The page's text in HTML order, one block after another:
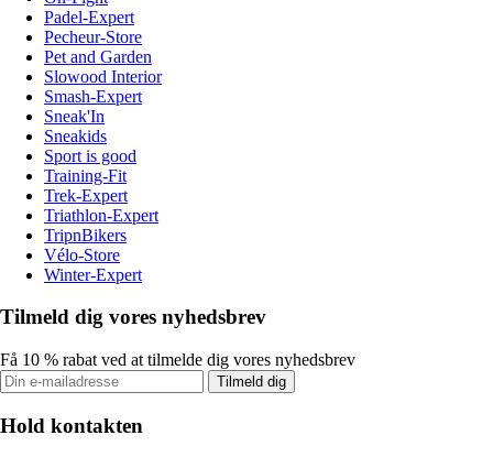
Padel-Expert
Pecheur-Store
Pet and Garden
Slowood Interior
Smash-Expert
Sneak'In
Sneakids
Sport is good
Training-Fit
Trek-Expert
Triathlon-Expert
TripnBikers
Vélo-Store
Winter-Expert
Tilmeld dig vores nyhedsbrev
Få 10 % rabat ved at tilmelde dig vores nyhedsbrev
Tilmeld dig
Hold kontakten